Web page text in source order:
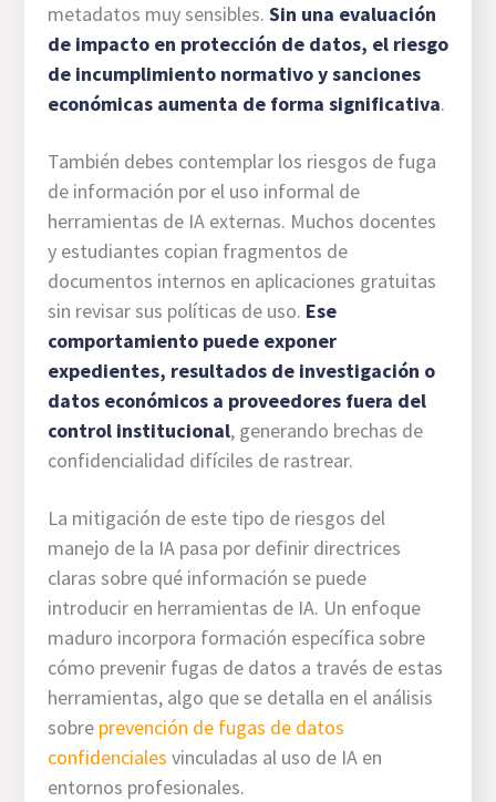
metadatos muy sensibles. Sin una evaluación
de impacto en protección de datos, el riesgo
de incumplimiento normativo y sanciones
económicas aumenta de forma significativa.
También debes contemplar los riesgos de fuga
de información por el uso informal de
herramientas de IA externas. Muchos docentes
y estudiantes copian fragmentos de
documentos internos en aplicaciones gratuitas
sin revisar sus políticas de uso. Ese
comportamiento puede exponer
expedientes, resultados de investigación o
datos económicos a proveedores fuera del
control institucional, generando brechas de
confidencialidad difíciles de rastrear.
La mitigación de este tipo de riesgos del
manejo de la IA pasa por definir directrices
claras sobre qué información se puede
introducir en herramientas de IA. Un enfoque
maduro incorpora formación específica sobre
cómo prevenir fugas de datos a través de estas
herramientas, algo que se detalla en el análisis
sobre prevención de fugas de datos
confidenciales vinculadas al uso de IA en
entornos profesionales.